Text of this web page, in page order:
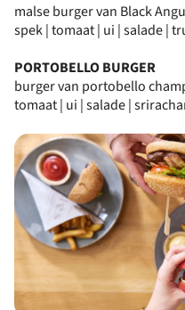
malse burger van Black
spek | tomaat | ui | salade |
PORTOBELLO BURGER
burger van portobello
tomaat | ui | salade |